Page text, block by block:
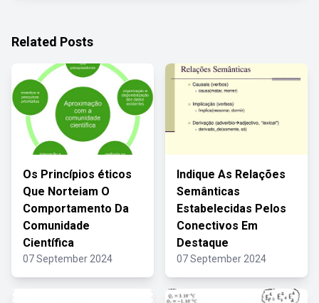
Related Posts
Os Princípios éticos
Que Norteiam O
Comportamento Da
Comunidade
Científica
07 September 2024
Indique As Relações
Semânticas
Estabelecidas Pelos
Conectivos Em
Destaque
07 September 2024